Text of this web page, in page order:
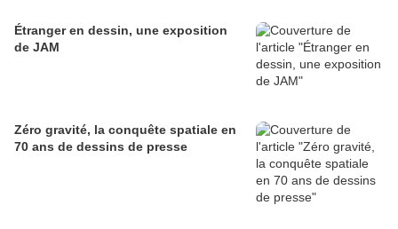
Étranger en dessin, une exposition
de JAM
Zéro gravité, la conquête spatiale en
70 ans de dessins de presse